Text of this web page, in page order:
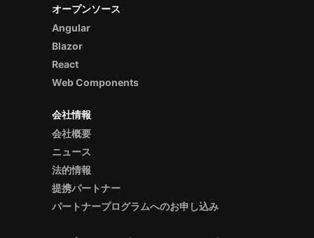
オープンソース
Angular
Blazor
React
Web Components
会社情報
会社概要
ニュース
法的情報
提携パートナー
パートナープログラムへのお申し込み